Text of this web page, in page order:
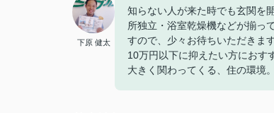
下原 健太
知らない人が来た時でも玄関を
所独立・浴室乾燥機などが揃っ
すので、少々お待ちいただきま
10万円以下に抑えたい方におす
大きく関わってくる、住の環境